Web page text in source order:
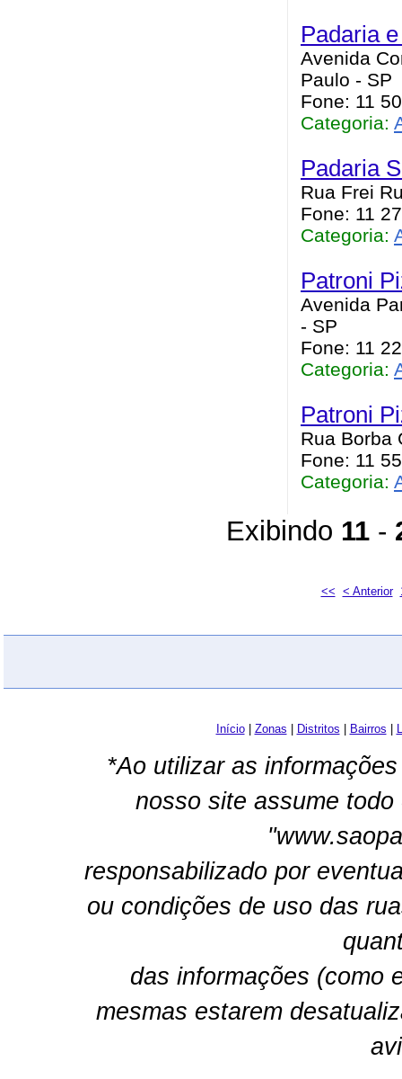
Padaria
Avenida
Paulo - SP
Fone: 11
Categoria:
Padaria
Rua Frei
Fone: 11
Categoria:
Patroni
Avenida
- SP
Fone: 11
Categoria:
Patroni
Rua Borba
Fone: 11
Categoria:
Exibindo 11-
<< < Anterior
Início| Zonas Distritos Bairros
*Ao utilizar as
nosso site assume
responsabilizado por
ou condições de uso das
das informações (como
mesmas estarem